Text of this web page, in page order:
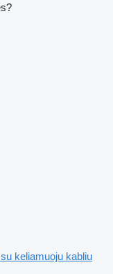
keliamuoju kabliu